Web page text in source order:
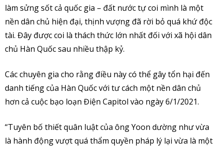
làm sửng sốt cả quốc gia – đất nước tự coi mình là một
nền dân chủ hiện đại, thịnh vượng đã rời bỏ quá khứ độc
tài. Đây được coi là thách thức lớn nhất đối với xã hội dân
chủ Hàn Quốc sau nhiều thập kỷ.
Các chuyên gia cho rằng điều này có thể gây tổn hại đến
danh tiếng của Hàn Quốc với tư cách một nền dân chủ
hơn cả cuộc bạo loạn Điện Capitol vào ngày 6/1/2021.
“Tuyên bố thiết quân luật của ông Yoon dường như vừa
là hành động vượt quá thẩm quyền pháp lý lại vừa là một